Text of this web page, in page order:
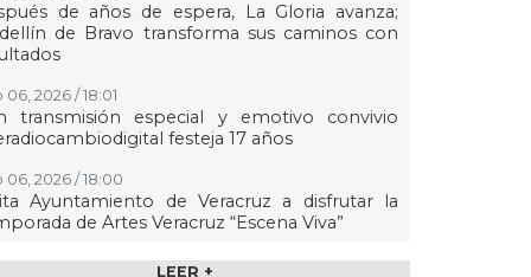
de años de espera, La Gloria avanza;
de Bravo transforma sus caminos con
06, 2026 / 18:01
transmisión especial y emotivo convivio
festeja 17 años
06, 2026 / 18:00
Ayuntamiento de Veracruz a disfrutar la
de Artes Veracruz “Escena Viva”
06, 2026 / 16:56 LEER +